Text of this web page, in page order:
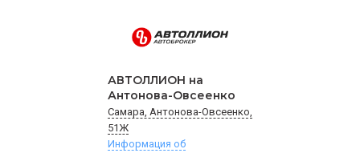
АВТОЛЛИОН на
Антонова-Овсеенко
Самара, Антонова-Овсеенко,
51Ж
Информация об